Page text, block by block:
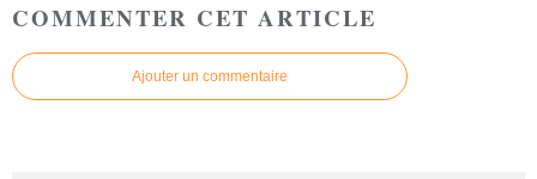
COMMENTER CET ARTICLE
Ajouter un commentaire